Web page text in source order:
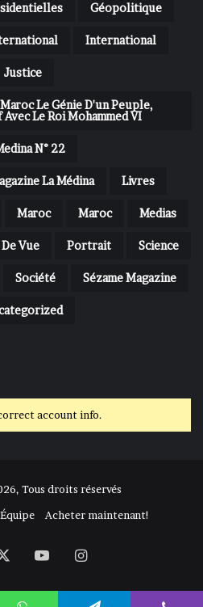
Géopolitique
International
Justice
Le Génie D'un Peuple,
Le Roi Mohammed VI
N° 22
La Médina Livres
Maroc Maroc Medias
Vue Portrait Science
Société Sézame Magazine
account info.
Tous droits réservés
Équipe Acheter maintenant!
YouTubeInstagram